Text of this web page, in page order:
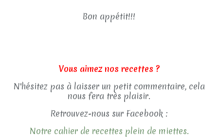
Bon appétit!!!
Vous aimez nos recettes ?
N'hésitez pas à laisser un petit commentaire, cela
nous fera très plaisir.
Retrouvez-nous sur Facebook :
Notre cahier de recettes plein de miettes.